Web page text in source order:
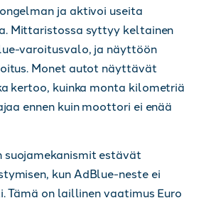
ja aktivoi useita
Mittaristossa syttyy keltainen
varoitusvalo, ja näyttöön
Monet autot näyttävät
kertoo, kuinka monta kilometriä
ennen kuin moottori ei enää
suojamekanismit estävät
kun AdBlue-neste ei
Tämä on laillinen vaatimus Euro